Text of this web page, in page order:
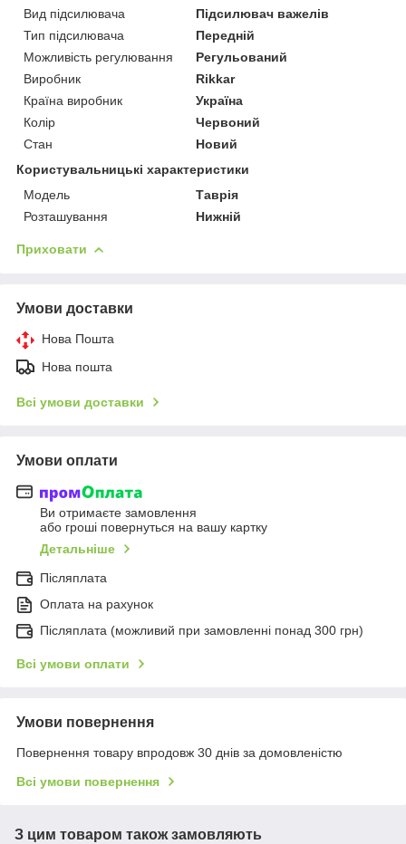
Вид підсилювача
Підсилювач важелів
Тип підсилювача
Передній
Можливість регулювання
Регульований
Виробник
Rikkar
Країна виробник
Україна
Колір
Червоний
Стан
Новий
Користувальницькі характеристики
Модель
Таврія
Розташування
Нижній
Приховати
Умови доставки
Нова Пошта
Нова пошта
Всі умови доставки
Умови оплати
Ви отримаєте замовлення
або гроші повернуться на вашу картку
Детальніше
Післяплата
Оплата на рахунок
Післяплата (можливий при замовленні понад 300 грн)
Всі умови оплати
Умови повернення
Повернення товару впродовж 30 днів за домовленістю
Всі умови повернення
З цим товаром також замовляють